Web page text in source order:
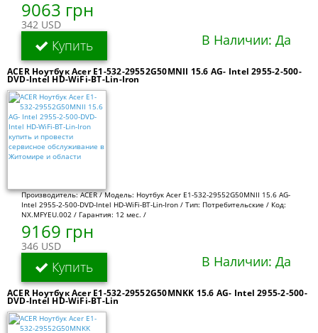
9063 грн
342 USD
Купить В Наличии: Да
ACER Ноутбук Acer E1-532-29552G50MNII 15.6 AG- Intel 2955-2-500-
DVD-Intel HD-WiFi-BT-Lin-Iron
Производитель: ACER / Модель: Ноутбук Acer E1-532-29552G50MNII 15.6 AG-
Intel 2955-2-500-DVD-Intel HD-WiFi-BT-Lin-Iron / Тип: Потребительские / Код:
NX.MFYEU.002 / Гарантия: 12 мес. /
9169 грн
346 USD
Купить В Наличии: Да
ACER Ноутбук Acer E1-532-29552G50MNKK 15.6 AG- Intel 2955-2-500-
DVD-Intel HD-WiFi-BT-Lin